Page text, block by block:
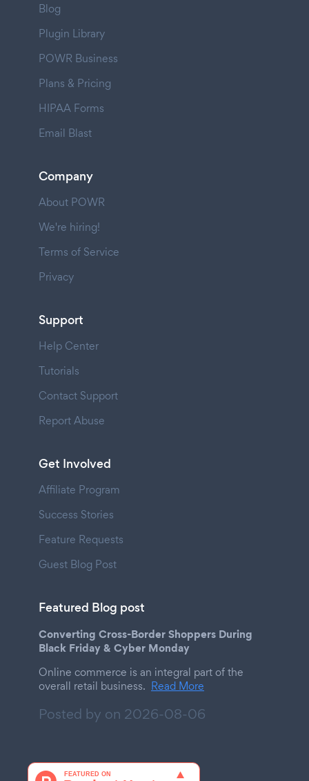
Blog
Plugin Library
POWR Business
Plans & Pricing
HIPAA Forms
Email Blast
Company
About POWR
We're hiring!
Terms of Service
Privacy
Support
Help Center
Tutorials
Contact Support
Report Abuse
Get Involved
Affiliate Program
Success Stories
Feature Requests
Guest Blog Post
Featured Blog post
Converting Cross-Border Shoppers During
Black Friday & Cyber Monday
Online commerce is an integral part of the
overall retail business. Read More
Posted by on 2026-08-06